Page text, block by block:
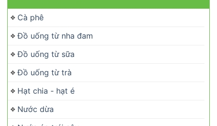
Cà phê
Đồ uống từ nha đam
Đồ uống từ sữa
Đồ uống từ trà
Hạt chia - hạt é
Nước dừa